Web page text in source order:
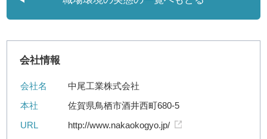
会社情報
会社名
中尾工業株式会社
本社
佐賀県鳥栖市酒井西町680-5
URL
http://www.nakaokogyo.jp/